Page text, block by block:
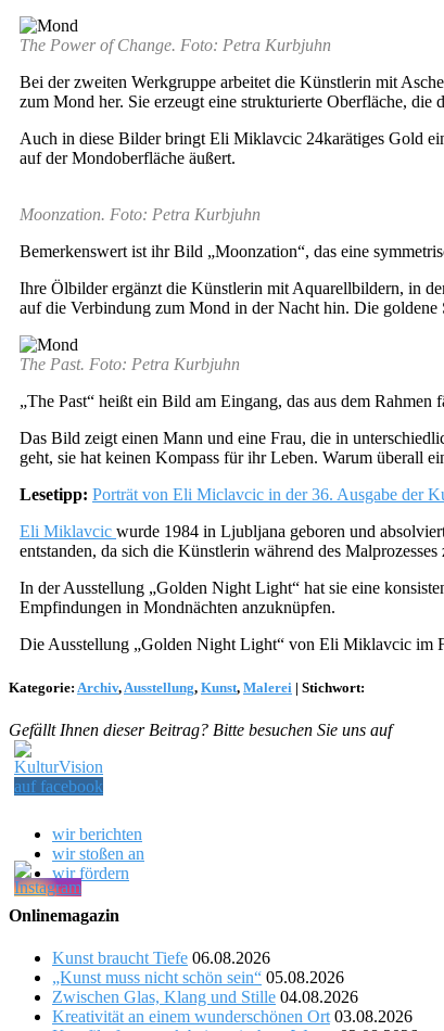
The Power of Change. Foto: Petra Kurbjuhn
Bei der zweiten Werkgruppe arbeitet die Künstlerin mit
zum Mond her. Sie erzeugt eine strukturierte Oberfläche, die
Auch in diese Bilder bringt Eli Miklavcic 24karätiges Gold
auf der Mondoberfläche äußert.
Moonzation. Foto: Petra Kurbjuhn
Bemerkenswert ist ihr Bild „Moonzation“, das eine
Ihre Ölbilder ergänzt die Künstlerin mit Aquarellbildern, in
auf die Verbindung zum Mond in der Nacht hin. Die
The Past. Foto: Petra Kurbjuhn
„The Past“ heißt ein Bild am Eingang, das aus dem
Das Bild zeigt einen Mann und eine Frau, die in
geht, sie hat keinen Kompass für ihr Leben. Warum überall
Lesetipp: Porträt von Eli Miclavcic in der 36. Ausgabe der
Eli Miklavcic wurde 1984 in Ljubljana geboren und
entstanden, da sich die Künstlerin während des
In der Ausstellung „Golden Night Light“ hat sie eine
Empfindungen in Mondnächten anzuknüpfen.
Die Ausstellung „Golden Night Light“ von Eli Miklavcic im
Kategorie: Archiv, Ausstellung, Kunst, Malerei | Stichwort:
Gefällt Ihnen dieser Beitrag? Bitte besuchen Sie uns auf
wir berichten
wir stoßen an
wir fördern
Onlinemagazin
Kunst braucht Tiefe 06.08.2026
„Kunst muss nicht schön sein“ 05.08.2026
Zwischen Glas, Klang und Stille 04.08.2026
Kreativität an einem wunderschönen Ort 03.08.2026